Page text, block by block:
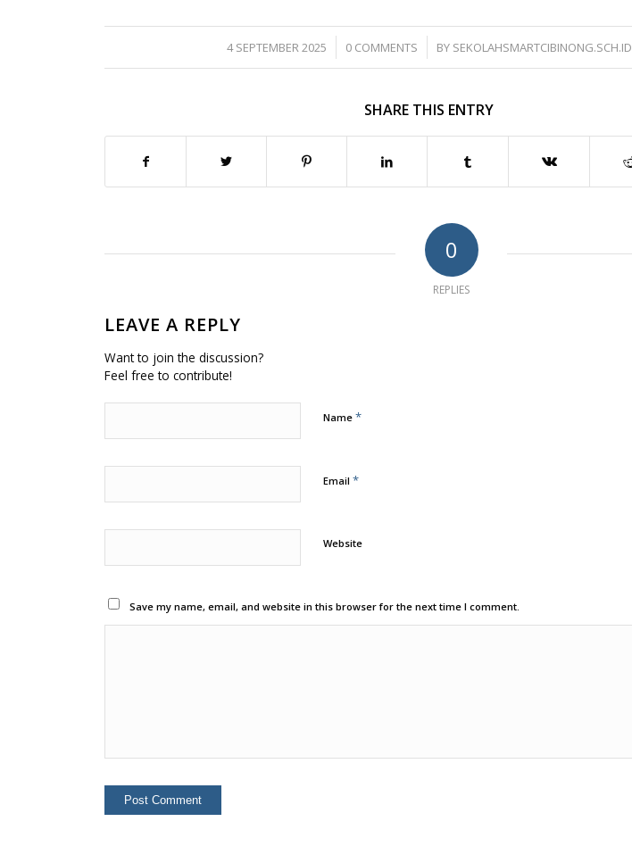
4 SEPTEMBER 2025
/ 0 COMMENTS
/ BY SEKOLAHSMARTCIBINONG.SCH.ID
SHARE THIS ENTRY
0
REPLIES
LEAVE A REPLY
Want to join the discussion?
Feel free to contribute!
Name*
Email*
Website
Save my name, email, and website in this browser for the next time I comment.